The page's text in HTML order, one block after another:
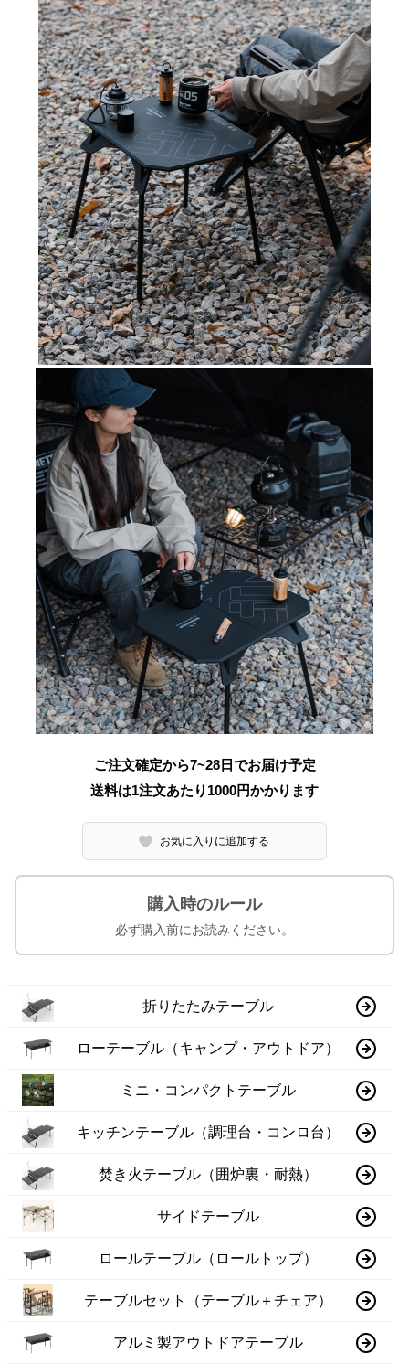
ご注文確定から7~28日でお届け予定
送料は1注文あたり 1000円かかります
お気に入りに追加する
購入時のルール
必ず購入前にお読みください。
折りたたみテーブル
ローテーブル（キャンプ・アウトドア）
ミニ・コンパクトテーブル
キッチンテーブル（調理台・コンロ台）
焚き火テーブル（囲炉裏・耐熱）
サイドテーブル
ロールテーブル（ロールトップ）
テーブルセット（テーブル＋チェア）
アルミ製アウトドアテーブル